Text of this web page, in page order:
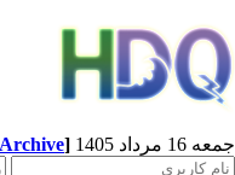
مرداد 1405 [Archive]